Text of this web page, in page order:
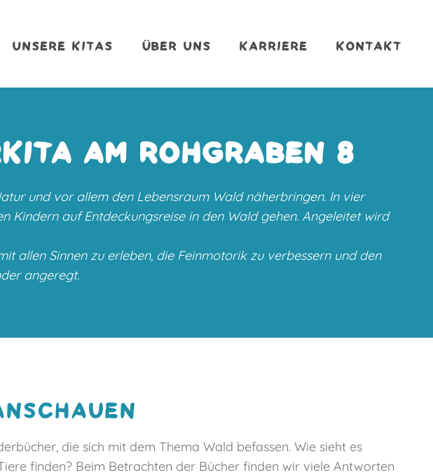
UNSERE KITAS ÜBER UNS KARRIERE KONTAKT
AM ROHGRABEN 8
und vor allem den Lebensraum Wald näherbringen. In vier
auf Entdeckungsreise in den Wald gehen. Angeleitet wird
allen Sinnen zu erleben, die Feinmotorik zu verbessern und den
angeregt.
die sich mit dem Thema Wald befassen. Wie sieht es
finden? Beim Betrachten der Bücher finden wir viele Antworten